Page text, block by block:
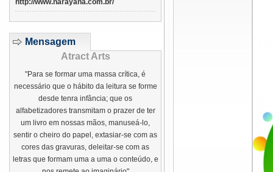
http://www.narayana.com.br/
Mensagem
Atract Arts
"Para se formar uma massa crítica, é
necessário que o hábito da leitura se forme
desde tenra infância; que os
alfabetizadores transmitam o prazer de ter
um livro em nossas mãos, manuseá-lo,
sentir o cheiro do papel, extasiar-se com as
cores das gravuras, deleitar-se com as
letras que formam uma a uma o conteúdo, e